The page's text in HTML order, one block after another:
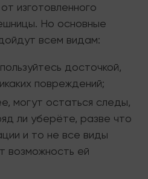
изготовленного
Но основные
всем видам:
досточкой,
повреждений;
могут остаться следы,
ли уберёте, разве что
и то не все виды
возможность ей